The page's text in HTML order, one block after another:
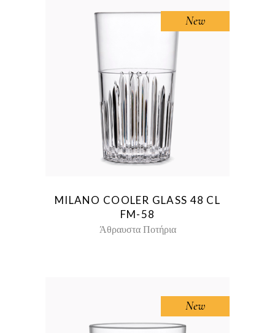
New
MILANO COOLER GLASS 48 CL
FM-58
Άθραυστα Ποτήρια
New